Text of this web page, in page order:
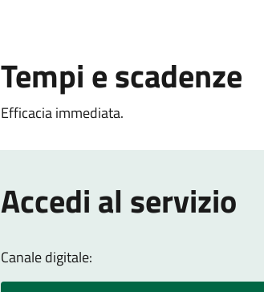
Tempi e scadenze
Efficacia immediata.
Accedi al servizio
Canale digitale: